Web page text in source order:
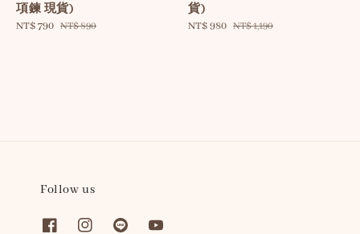
項鍊 現貨)
Sale
NT$ 790 Regular
NT$ 890
貨)
Sale
NT$ 980 Regular
NT$ 1,190
Follow us